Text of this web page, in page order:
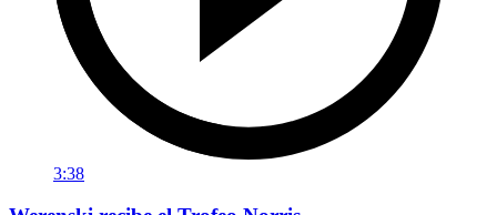
3:38